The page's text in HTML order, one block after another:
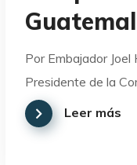
Por Embajador
Presidente de la
Leer más